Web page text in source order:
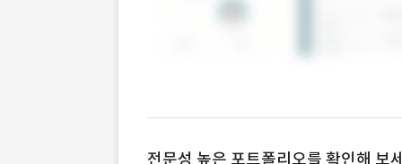
전문성 높은 포트폴리오를 확인해 보